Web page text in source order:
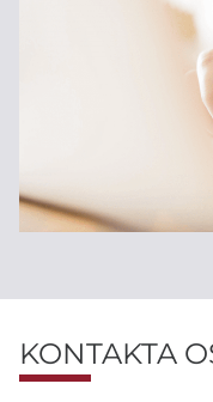
KONTAKTA